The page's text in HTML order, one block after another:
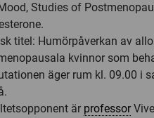
Studies of
titel: Humörpåverkan av
kvinnor som
äger rum kl. 09.00 i
är professor